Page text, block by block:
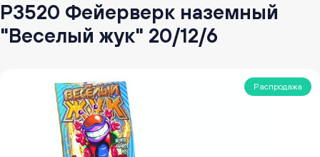
Р3520 Фейерверк наземный
"Веселый жук" 20/12/6
Распродажа